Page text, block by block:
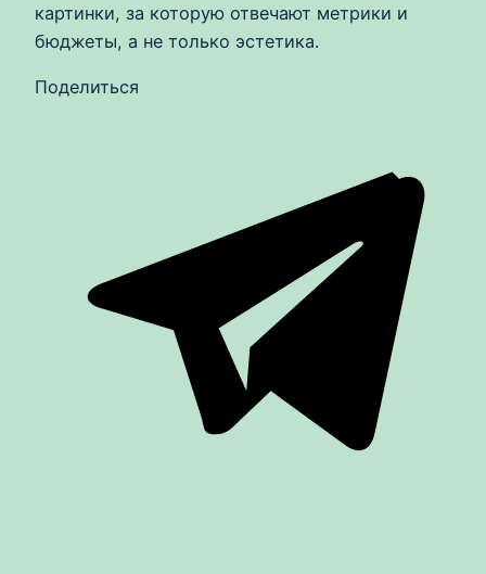
картинки, за которую отвечают метрики и
бюджеты, а не только эстетика.
Поделиться